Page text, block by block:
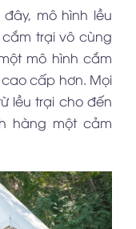
mô hình lều
trại vô cùng
mô hình cắm
cao cấp hơn. Mọi
lều trại cho đến
hàng một cảm